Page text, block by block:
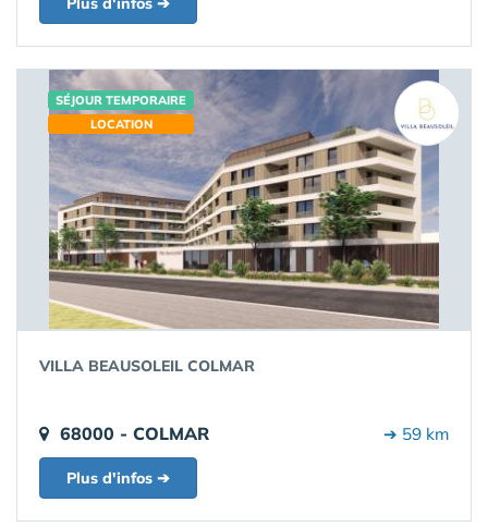
SÉJOUR TEMPORAIRE
LOCATION
VILLA BEAUSOLEIL COLMAR
68000 - COLMAR ➔ 59 km
Plus d'infos ➔